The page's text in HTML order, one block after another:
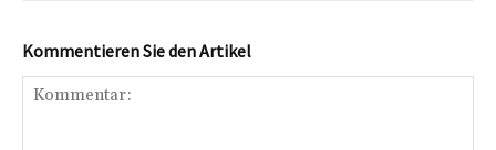
Kommentieren Sie den Artikel